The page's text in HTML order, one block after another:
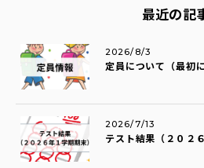
最近の記
定員について（最初
2026/8/3
テスト結果（２０２
2026/7/13